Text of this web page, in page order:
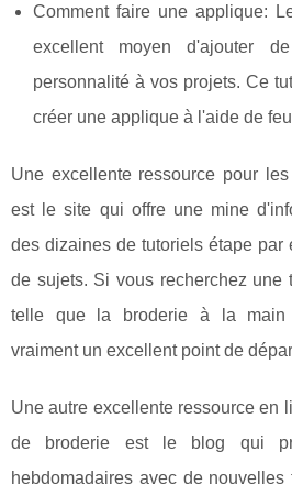
Comment faire une applique:
excellent moyen d'ajouter
personnalité à vos projets. Ce
créer une applique à l'aide de
Une excellente ressource pour
est le site qui offre une mine
des dizaines de tutoriels étape par
de sujets. Si vous recherchez une
telle que la broderie à la main
vraiment un excellent point de
Une autre excellente ressource en
de broderie est le blog qui
hebdomadaires avec de